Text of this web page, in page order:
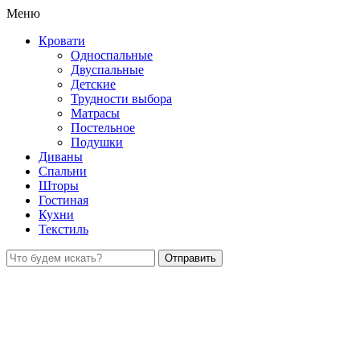
Меню
Кровати
Односпальные
Двуспальные
Детские
Трудности выбора
Матрасы
Постельное
Подушки
Диваны
Спальни
Шторы
Гостиная
Кухни
Текстиль